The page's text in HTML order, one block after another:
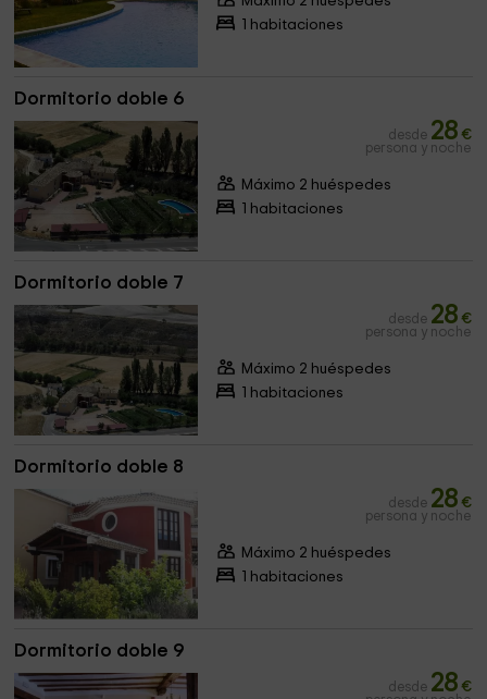
1 habitaciones
Dormitorio doble 6
desde 28 €
persona y noche
Máximo 2 huéspedes
1 habitaciones
Dormitorio doble 7
desde 28 €
persona y noche
Máximo 2 huéspedes
1 habitaciones
Dormitorio doble 8
desde 28 €
persona y noche
Máximo 2 huéspedes
1 habitaciones
Dormitorio doble 9
desde 28 €